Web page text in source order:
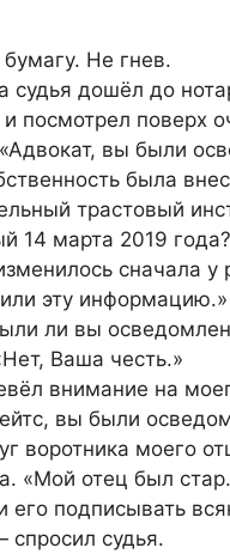
Не гнев.
судья дошёл до
посмотрел поверх
вы были
была
трастовый
14 марта 2019
сначала у
эту
ли вы
Ваша честь.»
внимание на
вы были
воротника моего
«Мой отец был
его подписывать
судья.